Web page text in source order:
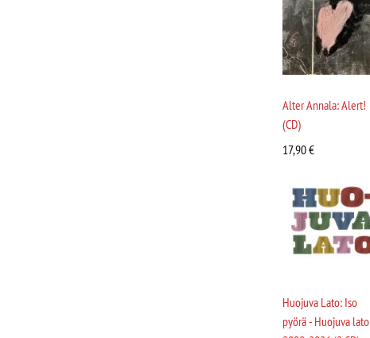
Alter Annala: Alert!
(CD)
17,90€
Huojuva Lato: Iso
pyörä - Huojuva lato